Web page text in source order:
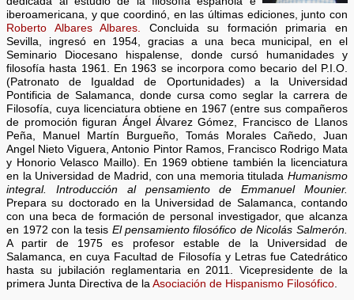
iberoamericana, y que coordinó, en las últimas ediciones, junto con
Roberto Albares Albares. Concluida su formación primaria en
Sevilla, ingresó en 1954, gracias a una beca municipal, en el
Seminario Diocesano hispalense, donde cursó humanidades y
filosofía hasta 1961. En 1963 se incorpora como becario del P.I.O.
(Patronato de Igualdad de Oportunidades) a la Universidad
Pontificia de Salamanca, donde cursa como seglar la carrera de
Filosofía, cuya licenciatura obtiene en 1967 (entre sus compañeros
de promoción figuran Ángel Álvarez Gómez, Francisco de Llanos
Peña, Manuel Martín Burgueño, Tomás Morales Cañedo, Juan
Angel Nieto Viguera, Antonio Pintor Ramos, Francisco Rodrigo Mata
y Honorio Velasco Maillo). En 1969 obtiene también la licenciatura
en la Universidad de Madrid, con una memoria titulada Humanismo
integral. Introducción al pensamiento de Emmanuel Mounier.
Prepara su doctorado en la Universidad de Salamanca, contando
con una beca de formación de personal investigador, que alcanza
en 1972 con la tesis El pensamiento filosófico de Nicolás Salmerón.
A partir de 1975 es profesor estable de la Universidad de
Salamanca, en cuya Facultad de Filosofía y Letras fue Catedrático
hasta su jubilación reglamentaria en 2011. Vicepresidente de la
primera Junta Directiva de laAsociación de Hispanismo Filosófico.